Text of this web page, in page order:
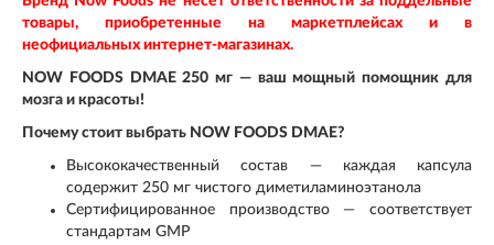
товары, приобретенные на маркетплейсах и в
неофициальных интернет-магазинах.
NOW FOODS DMAE 250 мг — ваш мощный помощник для
мозга и красоты!
Почему стоит выбрать NOW FOODS DMAE?
Высококачественный состав — каждая капсула
содержит 250 мг чистого диметиламиноэтанола
Сертифицированное производство — соответствует
стандартам GMP